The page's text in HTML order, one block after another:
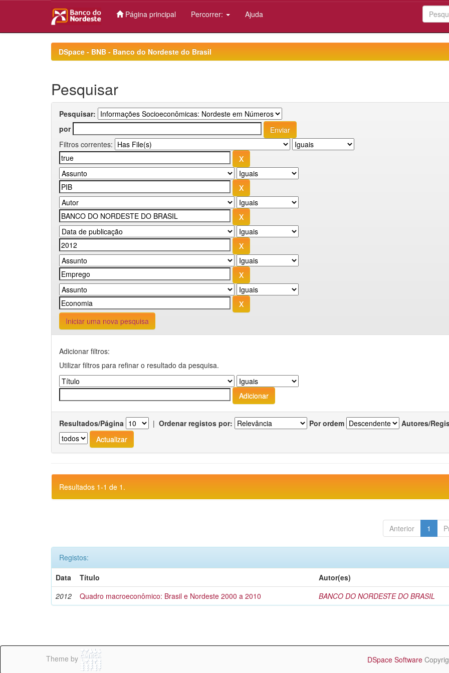
Página principal Percorrer: Ajuda
DSpace - BNB - Banco do Nordeste do Brasil
Pesquisar
Pesquisar:
por
Filtros correntes:
Iniciar uma nova pesquisa
Adicionar filtros:
Utilizar filtros para refinar o resultado da pesquisa.
Resultados/Página | Ordenar registos por: Por ordem Autores/
Resultados 1-1 de 1.
Anterior 1
Registos:
Data
Título
Autor(es)
2012
Quadro macroeconômico: Brasil e Nordeste 2000 a 2010 BANCO DO NORDESTE DO BRASIL
Theme by DSpace Software